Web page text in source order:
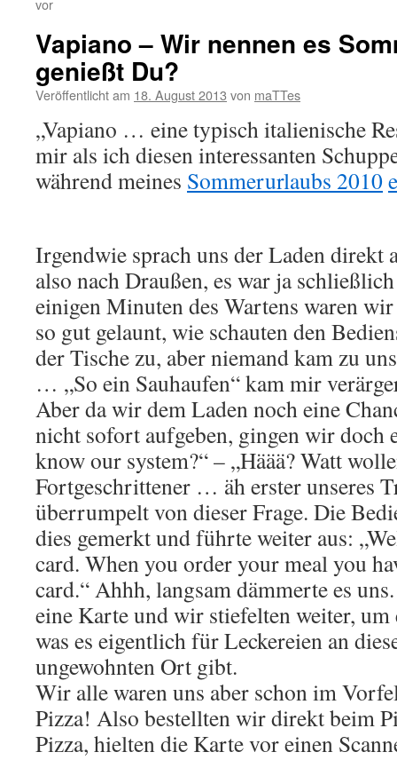
vor
Vapiano – Wir nennen es
genießt Du?
Veröffentlicht am 18. August 2013 von maTTes
„Vapiano … eine typisch italienische
mir als ich diesen interessanten
während meines Sommerurlaubs 2010
Irgendwie sprach uns der Laden direkt
also nach Draußen, es war ja
einigen Minuten des Wartens waren
so gut gelaunt, wie schauten den
der Tische zu, aber niemand kam zu
… „So ein Sauhaufen“ kam mir
Aber da wir dem Laden noch eine
nicht sofort aufgeben, gingen wir doch
know our system?“ – „Häää? Watt
Fortgeschrittener … äh erster unseres
überrumpelt von dieser Frage. Die
dies gemerkt und führte weiter aus:
card. When you order your meal you
card.“ Ahhh, langsam dämmerte es
eine Karte und wir stiefelten weiter,
was es eigentlich für Leckereien an
ungewohnten Ort gibt.
Wir alle waren uns aber schon im
Pizza! Also bestellten wir direkt beim
Pizza, hielten die Karte vor einen